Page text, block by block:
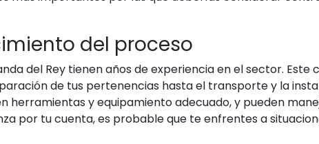
del proceso
del Rey tienen años de experiencia en el sector.
de tus pertenencias hasta el transporte y la
herramientas y equipamiento adecuado, y pueden
por tu cuenta, es probable que te enfrentes a